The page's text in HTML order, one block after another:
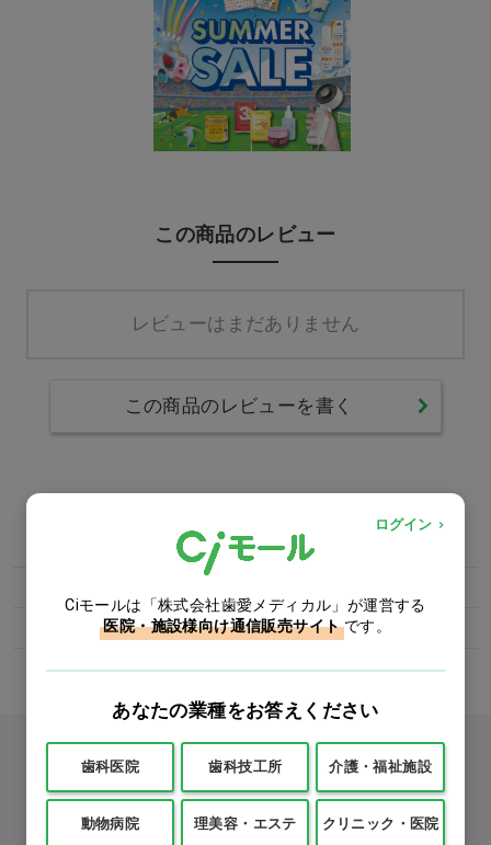
この商品のレビュー
レビューはまだありません
この商品のレビューを書く
消毒・除菌 殺菌消毒剤・除菌剤
カタログをご利用のお客様
カタログ請求
ログイン
Ciモールは「株式会社歯愛メディカル」が運営する
医院・施設様向け通信販売サイト です。
あなたの業種をお答えください
歯科医院 歯科技工所 介護・福祉施設
動物病院 理美容・エステ クリニック・医院